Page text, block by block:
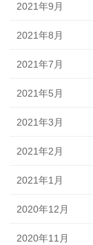
2021年9月
2021年8月
2021年7月
2021年5月
2021年3月
2021年2月
2021年1月
2020年12月
2020年11月